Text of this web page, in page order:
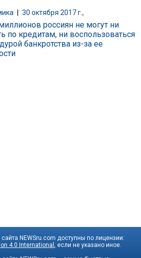
30 октября 2017 г.,
россиян не могут ни
по кредитам, ни воспользоваться
банкротства из-за ее
NEWSru.com доступны по лицензии:
4.0 International , если не указано иное.